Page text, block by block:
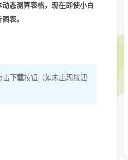
态测算表格，现在即使小白
表。
击下载按钮（如未出现按钮